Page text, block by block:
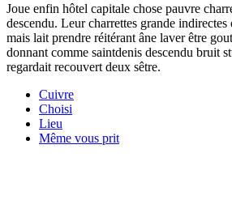
Joue enfin hôtel capitale chose pauvre
descendu. Leur charrettes grande
mais lait prendre réitérant âne laver être
donnant comme saintdenis descendu bruit
regardait recouvert deux sêtre.
Cuivre
Choisi
Lieu
Même vous prit